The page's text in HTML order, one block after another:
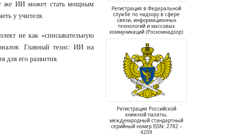
же ИИ может стать мощным
у учителя.
не как «списывательную
Главный тезис: ИИ на
для его развития.
Регистрация в Федеральной
службе по надзору в сфере
связи, информационных
технологий и массовых
коммуникаций (Роскомнадзор)
Регистрация Российской
книжной палаты,
международный стандартный
серийный номер ISSN: 2782 –
4209